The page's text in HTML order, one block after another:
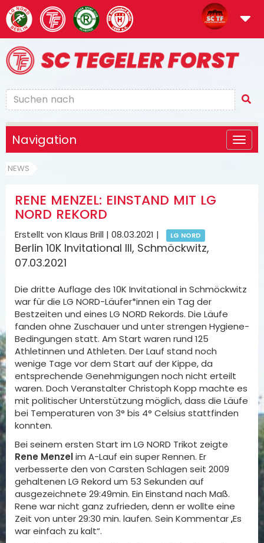
Navigation
NEWS
RENE MENZEL: EINSTAND MIT LG
NORD REKORD
Erstellt von Klaus Brill | 08.03.2021 | LG NORD
Berlin 10K Invitational III, Schmöckwitz,
07.03.2021
Die dritte Auflage des 10K Invitational in Schmöckwitz
war für die LG NORD-Läufer*innen ein Tag der
Bestzeiten und eines LG NORD Rekords. Die Läufe
fanden ohne Zuschauer und unter strengen Hygiene-
Bedingungen statt. Am Start waren rund 125
Athletinnen und Athleten. Der Lauf stand noch
wenige Tage vor dem Start auf der Kippe, da
entsprechende Genehmigungen noch nicht erteilt
waren. Doch Veranstalter Christoph Kopp machte es
mit politischer Unterstützung möglich, dass die Läufe
bei Temperaturen von 3° bis 4° Celsius stattfinden
konnten.
Bei seinem ersten Start im LG NORD Trikot zeigte
Rene Menzelim A-Lauf ein super Rennen. Er
verbesserte den von Carsten Schlagen seit 2009
gehaltenen LG Rekord um 53 Sekunden auf
ausgezeichnete 29:49min. Ein Einstand nach Maß.
Rene war nicht ganz zufrieden, denn er wollte eine
Zeit von unter 29:30 min. laufen. Sein Kommentar „Es
war einfach zu kalt“.